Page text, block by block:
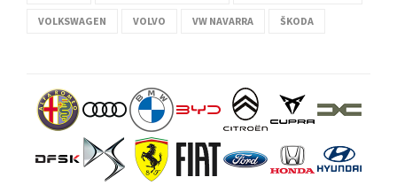
VOLKSWAGEN VOLVO VW NAVARRA ŠKODA